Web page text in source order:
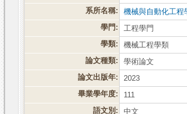
系所名稱:
機械與自動化工程
學門:
工程學門
學類:
機械工程學類
論文種類:
學術論文
論文出版年:
2023
畢業學年度:
111
語文別:
中文